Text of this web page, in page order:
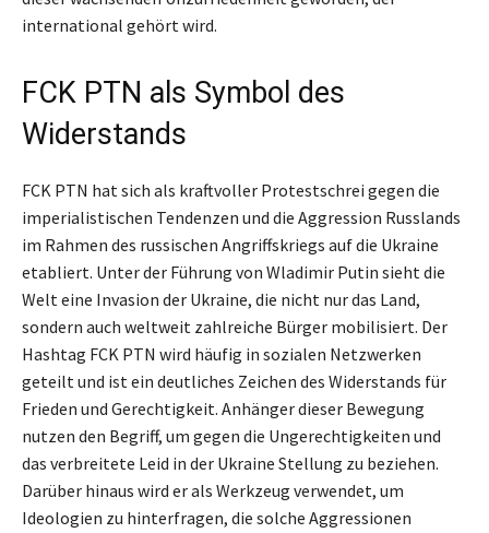
international gehört wird.
FCK PTN als Symbol des
Widerstands
FCK PTN hat sich als kraftvoller Protestschrei gegen die
imperialistischen Tendenzen und die Aggression Russlands
im Rahmen des russischen Angriffskriegs auf die Ukraine
etabliert. Unter der Führung von Wladimir Putin sieht die
Welt eine Invasion der Ukraine, die nicht nur das Land,
sondern auch weltweit zahlreiche Bürger mobilisiert. Der
Hashtag FCK PTN wird häufig in sozialen Netzwerken
geteilt und ist ein deutliches Zeichen des Widerstands für
Frieden und Gerechtigkeit. Anhänger dieser Bewegung
nutzen den Begriff, um gegen die Ungerechtigkeiten und
das verbreitete Leid in der Ukraine Stellung zu beziehen.
Darüber hinaus wird er als Werkzeug verwendet, um
Ideologien zu hinterfragen, die solche Aggressionen